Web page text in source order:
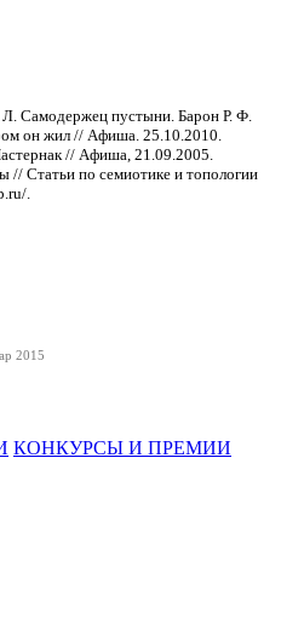
Самодержец пустыни. Барон Р. Ф.
он жил // Афиша. 25.10.2010.
// Афиша, 21.09.2005.
Статьи по семиотике и топологии
.
2015
КОНКУРСЫ И ПРЕМИИ